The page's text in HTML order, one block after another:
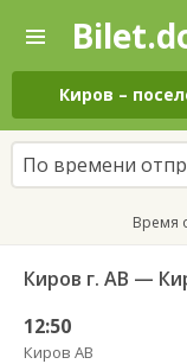
—
Поиск
и
покупка
билетов
на
автобус
онлайн
Киров –
По времени
Время
Киров г. АВ —
12:50
Киров АВ